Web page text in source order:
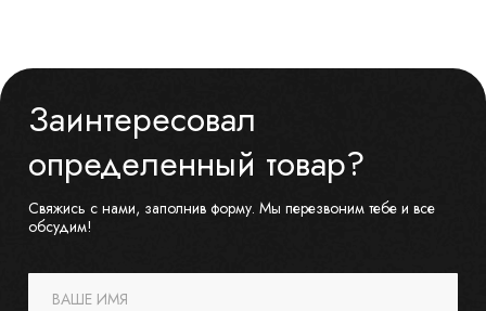
Заинтересовал
определенный товар?
Свяжись с нами, заполнив форму. Мы перезвоним тебе и все
обсудим!
ВАШЕ ИМЯ